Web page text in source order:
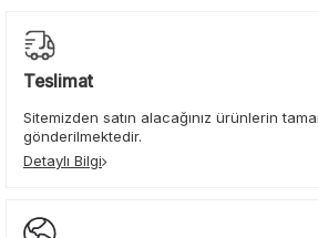
Teslimat
Sitemizden satın alacağınız ürünlerin
gönderilmektedir.
Detaylı Bilgi